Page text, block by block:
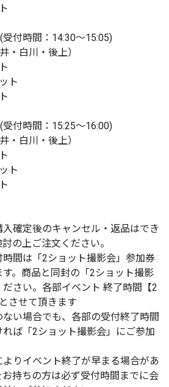
受付時間：14:30〜15:05)
・白川・後上）
ト
受付時間：15:25〜16:00)
・白川・後上）
ト
確定後のキャンセル・返品はでき
の上ご注文ください。
間は「2ショット撮影会」参加券
。商品と同封の「2ショット撮影
さい。各部イベント 終了時間【2
させて頂きます
い場合でも、各部の受付終了時間
ば「2ショット撮影会」にご参加
りイベント終了が早まる場合があ
持ちの方は必ず受付時間までに会